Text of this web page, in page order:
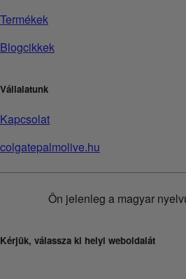
Termékek
Blogcikkek
Vállalatunk
Kapcsolat
colgatepalmolive.hu
Ön jelenleg a magyar
Kérjük, válassza ki helyi weboldalát